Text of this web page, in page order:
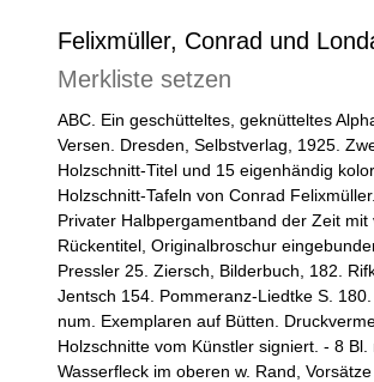
Felixmüller, Conrad und
Merkliste setzen
ABC. Ein geschütteltes, geknütteltes
Versen. Dresden, Selbstverlag, 1925.
Holzschnitt-Titel und 15 eigenhändig
Holzschnitt-Tafeln von Conrad
Privater Halbpergamentband der Zeit mit
Rückentitel, Originalbroschur
Pressler 25. Ziersch, Bilderbuch, 182.
Jentsch 154. Pommeranz-Liedtke S.
num. Exemplaren auf Bütten.
Holzschnitte vom Künstler signiert. - 8 Bl.
Wasserfleck im oberen w. Rand,